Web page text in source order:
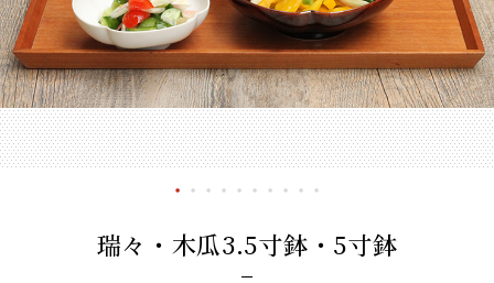
瑞々・木瓜3.5寸鉢・5寸鉢